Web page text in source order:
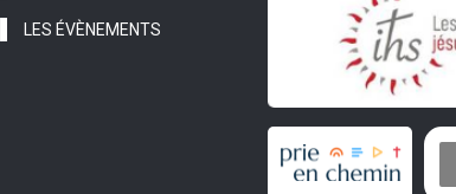
LES ÉVÈNEMENTS